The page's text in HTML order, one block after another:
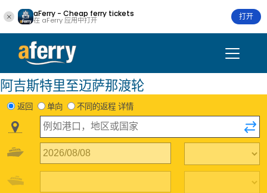
aFerry - Cheap ferry tickets
在 aFerry 应用中打开 打开
阿吉斯特里至迈萨那渡轮
返回 单向 不同的返程 详情